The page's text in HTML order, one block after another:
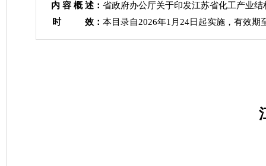
内 容 概 述： 省政府办公厅关于印发江苏省化工产业
时 效： 本目录自2026年1月24日起实施，有效期